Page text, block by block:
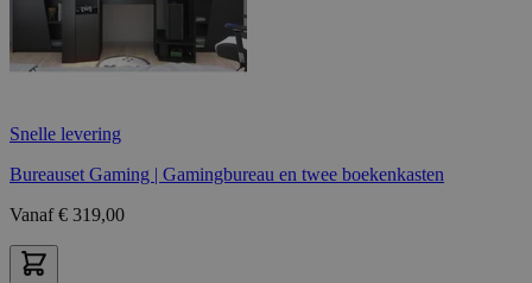
Snelle levering
Bureauset Gaming | Gamingbureau en twee boekenkasten
Vanaf € 319,00